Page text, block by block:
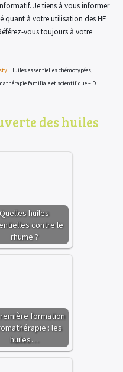
Je tiens à vous informer
quant à votre utilisation des HE
vous toujours à votre
Huiles essentielles chémotypées,
familiale et scientifique – D.
des huiles
Quelles huiles
contre le
rhume ?
formation
: les
huiles…